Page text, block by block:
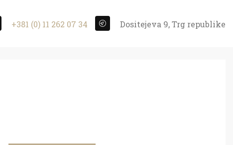
+381 (0) 11 262 07 34 Dositejeva 9, Trg republike